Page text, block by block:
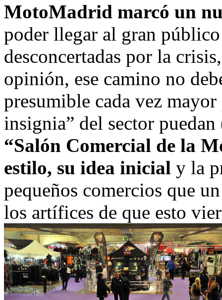
MotoMadrid marcó un
poder llegar al gran
desconcertadas por la
opinión, ese camino no
presumible cada vez
insignia” del sector
“Salón Comercial de la
estilo, su idea inicial y la
pequeños comercios que
los artífices de que esto